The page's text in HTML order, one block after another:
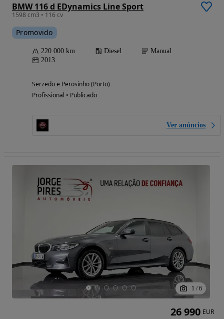
BMW 116 d EDynamics Line Sport
1598 cm3 • 116 cv
Promovido
220 000 km Diesel
Manual
2013
Serzedo e Perosinho (Porto)
Profissional • Publicado
Ver anúncios
1 / 6
26 990 EUR